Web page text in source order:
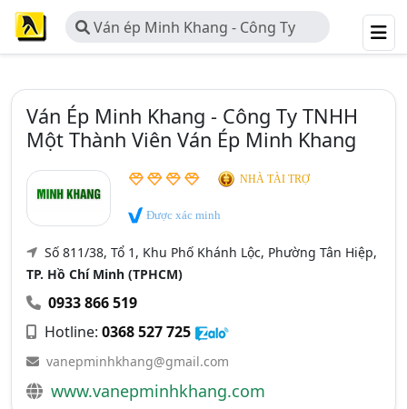
Ván ép Minh Khang - Công Ty
TNHH Một Thành Viên Ván ép Minh
Ván Ép Minh Khang - Công Ty TNHH
Một Thành Viên Ván Ép Minh Khang
NHÀ TÀI TRỢ
Được xác minh
Số 811/38, Tổ 1, Khu Phố Khánh Lộc, Phường Tân Hiệp,
TP. Hồ Chí Minh (TPHCM)
0933 866 519
Hotline: 0368 527 725
vanepminhkhang@gmail.com
www.vanepminhkhang.com